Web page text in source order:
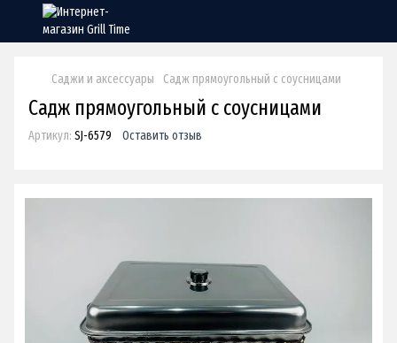
Саджи и аксессуары Садж прямоугольный с соусницами
Садж прямоугольный с соусницами
Артикул: SJ-6579 Оставить отзыв